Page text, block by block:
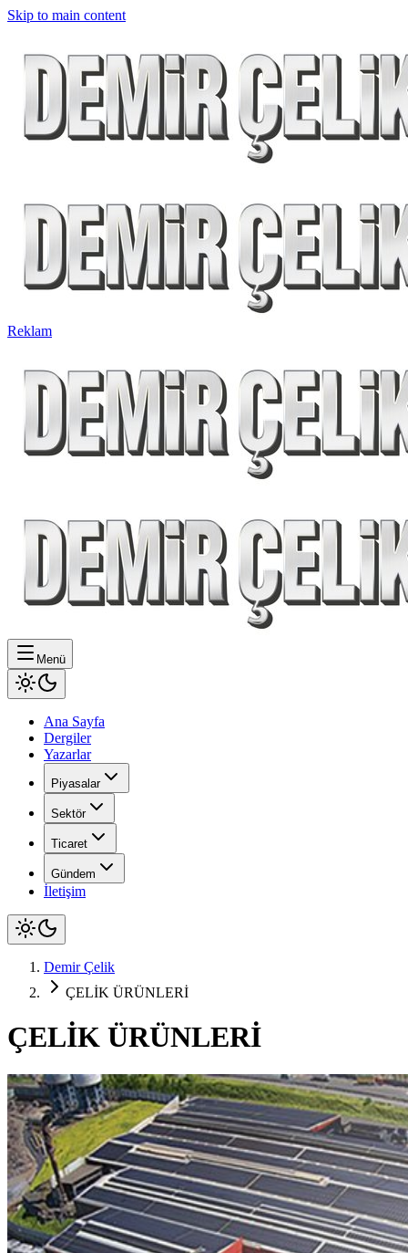
Skip to main content
Reklam
Menü
Ana Sayfa
Dergiler
Yazarlar
Piyasalar
Sektör
Ticaret
Gündem
İletişim
Demir Çelik
ÇELİK ÜRÜNLERİ
ÇELİK ÜRÜNLERİ